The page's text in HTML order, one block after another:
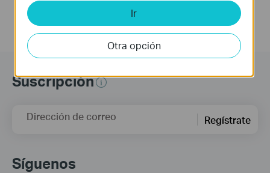
Suscripción
Dirección de correo Regístrate
Síguenos
Ir
Otra opción